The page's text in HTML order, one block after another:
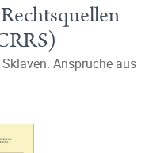
Ansprüche aus